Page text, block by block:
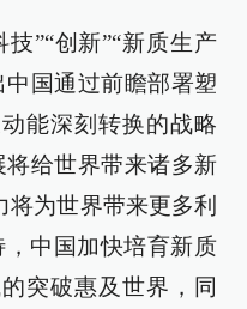
”“创新”“新质生产
国通过前瞻部署塑
能深刻转换的战略
给世界带来诸多新
将为世界带来更多利
中国加快培育新质
突破惠及世界，同